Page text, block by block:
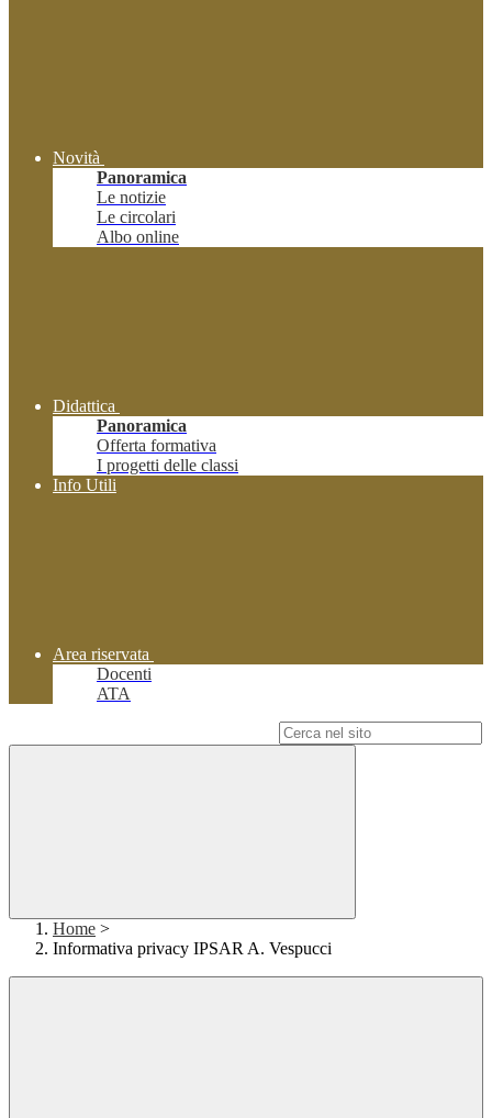
Novità
Panoramica
Le notizie
Le circolari
Albo online
Didattica
Panoramica
Offerta formativa
I progetti delle classi
Info Utili
Area riservata
Docenti
ATA
Home >
Informativa privacy IPSAR A. Vespucci